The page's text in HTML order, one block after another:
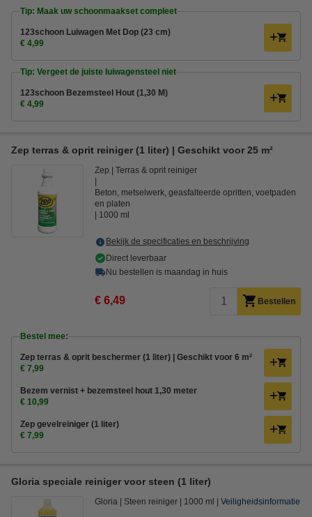
Tip: Maak uw schoonmaakset compleet
123schoon Luiwagen Met Dop (23 cm)
€ 4,99
Tip: Vergeet de juiste luiwagensteel niet
123schoon Bezemsteel Hout (1,30 M)
€ 4,99
Zep terras & oprit reiniger (1 liter) | Geschikt voor 25 m²
Zep Terras & oprit reiniger
Beton, metselwerk, geasfalteerde opritten, voetpaden
en platen
1000 ml
Bekijk de specificaties en beschrijving
Direct leverbaar
Nu bestellen is maandag in huis
€ 6,49 Bestellen
Bestel mee:
Zep terras & oprit beschermer (1 liter) | Geschikt voor 6 m²
€ 7,99
Bezem vernist + bezemsteel hout 1,30 meter
€ 10,99
Zep gevelreiniger (1 liter)
€ 7,99
Gloria speciale reiniger voor steen (1 liter)
Gloria Steen reiniger 1000 ml Veiligheidsinformatie